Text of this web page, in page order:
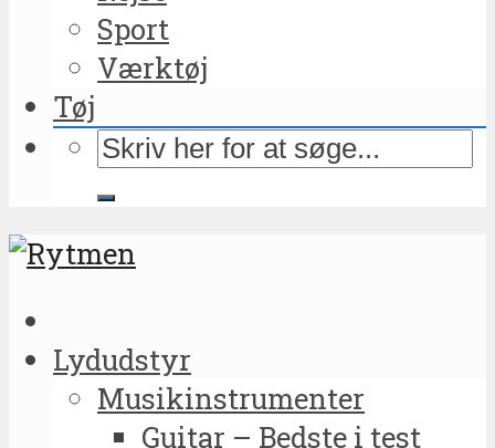
Sport
Værktøj
Tøj
Lydudstyr
Musikinstrumenter
Guitar – Bedste i test